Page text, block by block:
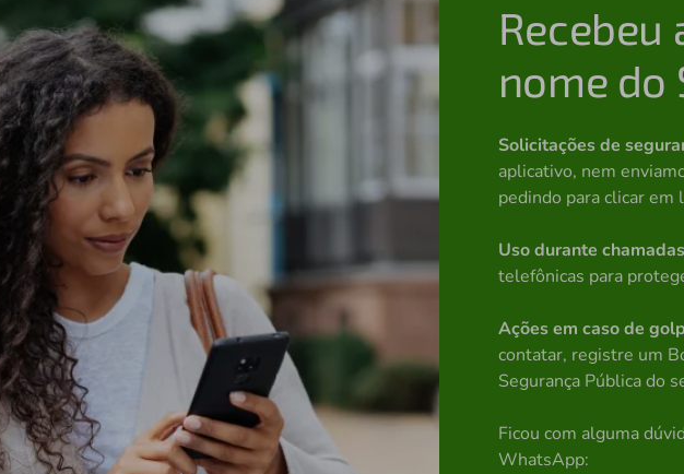
nome do
Solicitações de
aplicativo, nem
pedindo para clicar
Uso durante chamadas
telefônicas para
Ações em caso de
contatar, registre um
Segurança Pública do
Ficou com alguma
WhatsApp: